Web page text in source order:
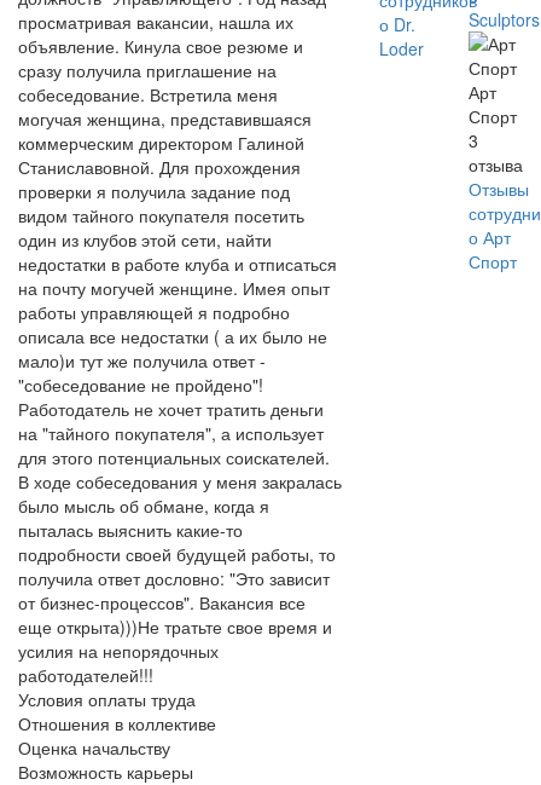
просматривая вакансии, нашла их
объявление. Кинула свое резюме и
сразу получила приглашение на
собеседование. Встретила меня
могучая женщина, представившаяся
коммерческим директором Галиной
Станиславовной. Для прохождения
проверки я получила задание под
видом тайного покупателя посетить
один из клубов этой сети, найти
недостатки в работе клуба и отписаться
на почту могучей женщине. Имея опыт
работы управляющей я подробно
описала все недостатки ( а их было не
мало)и тут же получила ответ -
"собеседование не пройдено"!
Работодатель не хочет тратить деньги
на "тайного покупателя", а использует
для этого потенциальных соискателей.
В ходе собеседования у меня закралась
было мысль об обмане, когда я
пыталась выяснить какие-то
подробности своей будущей работы, то
получила ответ дословно: "Это зависит
от бизнес-процессов". Вакансия все
еще открыта)))Не тратьте свое время и
усилия на непорядочных
работодателей!!!
Условия оплаты труда
Отношения в коллективе
Оценка начальству
Возможность карьеры
о Dr.
Loder
Sculptors
Арт
Спорт
3
отзыва
Отзывы
о Арт
Спорт